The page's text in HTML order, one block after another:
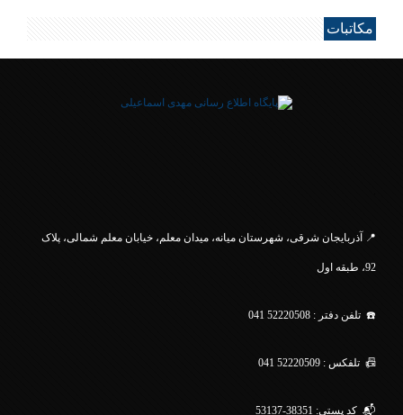
مکاتبات
📍 آذربایجان شرقی، شهرستان میانه، میدان معلم، خیابان معلم شمالی، پلاک
92، طبقه اول
☎️ تلفن دفتر : 52220508 041
📠 تلفکس : 52220509 041
📬 کد پستی: 38351-53137